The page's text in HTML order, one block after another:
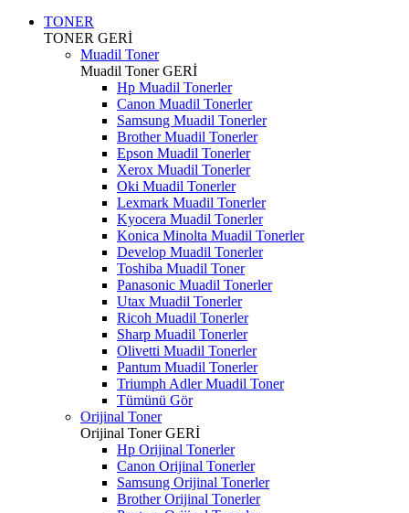
TONER
TONER GERİ
Muadil Toner
Muadil TonerGERİ
Hp Muadil Tonerler
Canon Muadil Tonerler
Samsung Muadil Tonerler
Brother Muadil Tonerler
Epson Muadil Tonerler
Xerox Muadil Tonerler
Oki Muadil Tonerler
Lexmark Muadil Tonerler
Kyocera Muadil Tonerler
Konica Minolta Muadil Tonerler
Develop Muadil Tonerler
Toshiba Muadil Toner
Panasonic Muadil Tonerler
Utax Muadil Tonerler
Ricoh Muadil Tonerler
Sharp Muadil Tonerler
Olivetti Muadil Tonerler
Pantum Muadil Tonerler
Triumph Adler Muadil Toner
Tümünü Gör
Orijinal Toner
Orijinal TonerGERİ
Hp Orijinal Tonerler
Canon Orijinal Tonerler
Samsung Orijinal Tonerler
Brother Orijinal Tonerler